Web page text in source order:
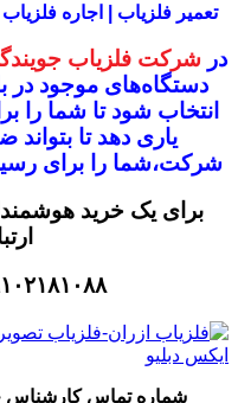
تعمیر فلزیاب | اجاره
در شرکت فلزیاب
دستگاه‌های موجود در
انتخاب شودتا شما را
یاری دهد تا
شرکت،شما را برای
برای یک خرید
شماره تماس کارشناس